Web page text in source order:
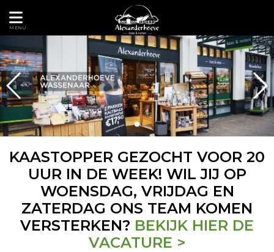
MENU
KAASTOPPER GEZOCHT VOOR 20
UUR IN DE WEEK! WIL JIJ OP
WOENSDAG, VRIJDAG EN
ZATERDAG ONS TEAM KOMEN
VERSTERKEN? BEKIJK HIER DE
VACATURE >